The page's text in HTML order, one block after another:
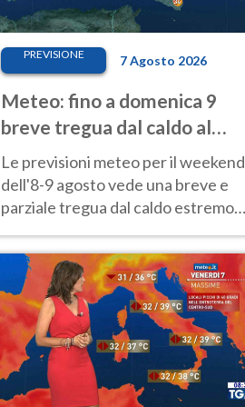
PREVISIONE 7 Agosto 2026
Meteo: fino a domenica 9
breve tregua dal caldo al
Nord! Altrove calura e afa
Le previsioni meteo per il weekend
dell'8-9 agosto vede una breve e
parziale tregua dal caldo estremo
40 gradi.